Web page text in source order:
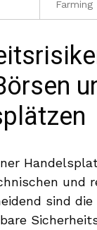
Farming
und
sind